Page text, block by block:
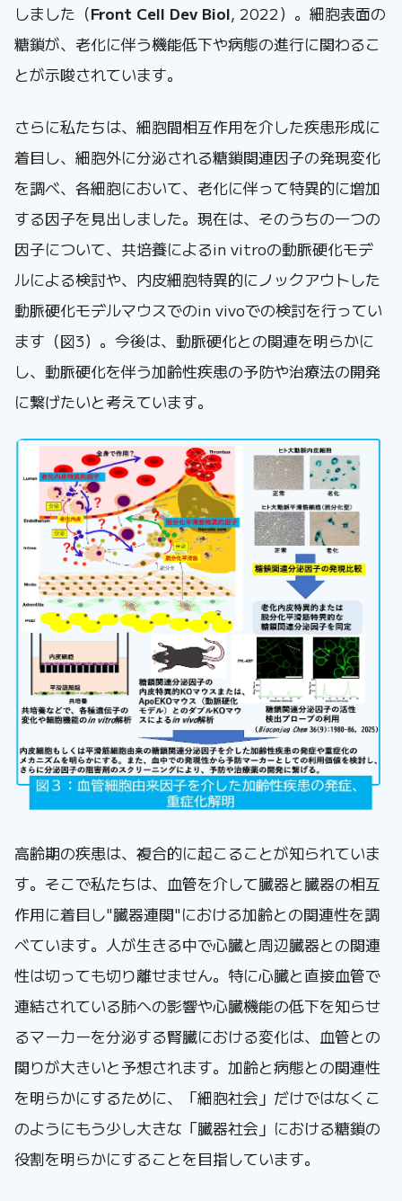
しました（Front Cell Dev Biol, 2022）。細胞表面の
糖鎖が、老化に伴う機能低下や病態の進行に関わるこ
とが示唆されています。
さらに私たちは、細胞間相互作用を介した疾患形成に
着目し、細胞外に分泌される糖鎖関連因子の発現変化
を調べ、各細胞において、老化に伴って特異的に増加
する因子を見出しました。現在は、そのうちの一つの
因子について、共培養によるin vitroの動脈硬化モデ
ルによる検討や、内皮細胞特異的にノックアウトした
動脈硬化モデルマウスでのin vivoでの検討を行ってい
ます（図3）。今後は、動脈硬化との関連を明らかに
し、動脈硬化を伴う加齢性疾患の予防や治療法の開発
に繋げたいと考えています。
高齢期の疾患は、複合的に起こることが知られていま
す。そこで私たちは、血管を介して臓器と臓器の相互
作用に着目し"臓器連関"における加齢との関連性を調
べています。人が生きる中で心臓と周辺臓器との関連
性は切っても切り離せません。特に心臓と直接血管で
連結されている肺への影響や心臓機能の低下を知らせ
るマーカーを分泌する腎臓における変化は、血管との
関りが大きいと予想されます。加齢と病態との関連性
を明らかにするために、「細胞社会」だけではなくこ
のようにもう少し大きな「臓器社会」における糖鎖の
役割を明らかにすることを目指しています。